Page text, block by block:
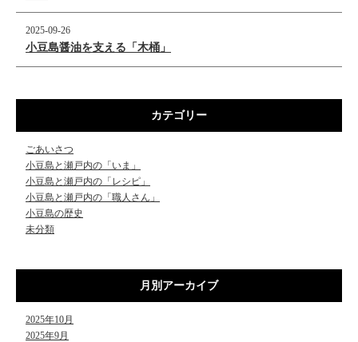
2025-09-26
小豆島醤油を支える「木桶」
カテゴリー
ごあいさつ
小豆島と瀬戸内の「いま」
小豆島と瀬戸内の「レシピ」
小豆島と瀬戸内の「職人さん」
小豆島の歴史
未分類
月別アーカイブ
2025年10月
2025年9月